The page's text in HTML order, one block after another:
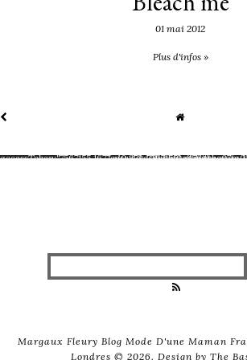
01 mai 2012
Plus d'infos »
', userId: 7567155, // Instagram ID accessToken:"7567155.1677ed0.273d01aebf0c4564bbc07fa01b62aec7" // Instagram AT });feed.run();
Margaux Fleury Blog Mode D'une Maman
Londres © 2026. Design by The